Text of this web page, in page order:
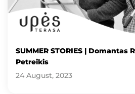
SUMMER STORIES | Domantas
Petreikis
24 August, 2023